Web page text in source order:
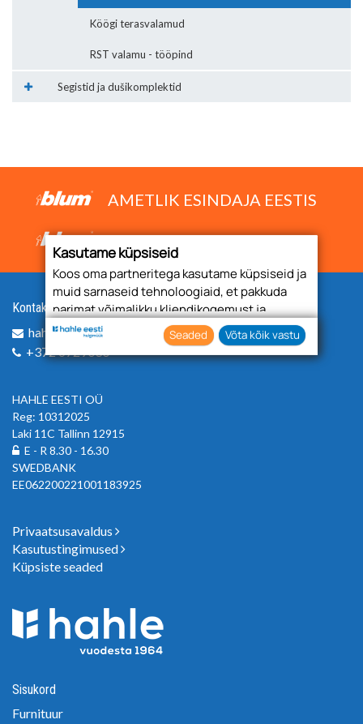
Köögi terasvalamud
RST valamu - tööpind
Segistid ja dušikomplektid
AMETLIK ESINDAJA EESTIS
www.blum.com
Kontakt
hahle.eesti@hahle.com
+372 6729030
HAHLE EESTI OÜ
Reg: 10312025
Laki 11C Tallinn 12915
E - R 8.30 - 16.30
SWEDBANK
EE062200221001183925
Privaatsusavaldus
Kasutustingimused
Küpsiste seaded
Sisukord
Furnituur
Kasutame küpsiseid
Koos oma partneritega kasutame küpsiseid ja
muid sarnaseid tehnoloogiaid, et pakkuda
parimat võimalikku kliendikogemust ja
asjakohast reklaami.
Nõustudes lubate oma teabe kogumiseks ja
kasutamiseks kasutada küpsiseid ja
anda, klõpsates menüüdes nuppu "Seaded".
Seaded Võta kõik vastu